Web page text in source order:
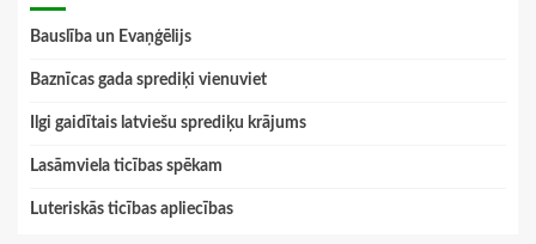
Bauslība un Evaņģēlijs
Baznīcas gada sprediķi vienuviet
Ilgi gaidītais latviešu sprediķu krājums
Lasāmviela ticības spēkam
Luteriskās ticības apliecības